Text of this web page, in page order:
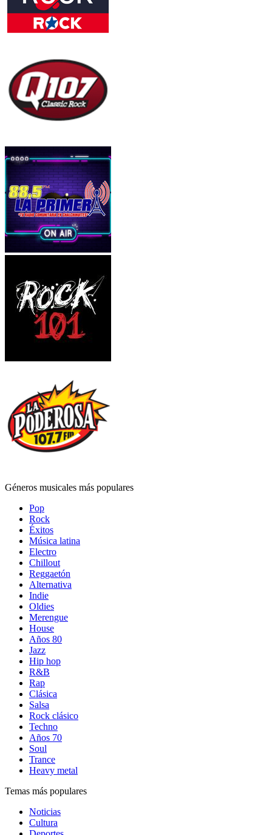
Géneros musicales más populares
Pop
Rock
Éxitos
Música latina
Electro
Chillout
Reggaetón
Alternativa
Indie
Oldies
Merengue
House
Años 80
Jazz
Hip hop
R&B
Rap
Clásica
Salsa
Rock clásico
Techno
Años 70
Soul
Trance
Heavy metal
Temas más populares
Noticias
Cultura